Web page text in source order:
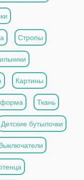
Стропы
Картины
Ткань
Детские бутылочки